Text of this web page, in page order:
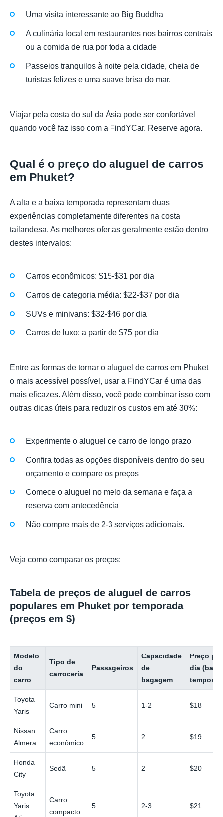
Uma visita interessante ao Big Buddha
A culinária local em restaurantes nos bairros centrais
ou a comida de rua por toda a cidade
Passeios tranquilos à noite pela cidade, cheia de
turistas felizes e uma suave brisa do mar.
Viajar pela costa do sul da Ásia pode ser confortável
quando você faz isso com a FindYCar. Reserve agora.
Qual é o preço do aluguel de carros
em Phuket?
A alta e a baixa temporada representam duas
experiências completamente diferentes na costa
tailandesa. As melhores ofertas geralmente estão dentro
destes intervalos:
Carros econômicos: $15-$31 por dia
Carros de categoria média: $22-$37 por dia
SUVs e minivans: $32-$46 por dia
Carros de luxo: a partir de $75 por dia
Entre as formas de tornar o aluguel de carros em Phuket
o mais acessível possível, usar a FindYCar é uma das
mais eficazes. Além disso, você pode combinar isso com
outras dicas úteis para reduzir os custos em até 30%:
Experimente o aluguel de carro de longo prazo
Confira todas as opções disponíveis dentro do seu
orçamento e compare os preços
Comece o aluguel no meio da semana e faça a
reserva com antecedência
Não compre mais de 2-3 serviços adicionais.
Veja como comparar os preços:
Tabela de preços de aluguel de carros
populares em Phuket por temporada
(preços em $)
Modelo
do
carro
Tipo de
carroceria
Passageiros
Capacidade
de
bagagem
Preço por
dia (baixa
Toyota
Yaris
Carro mini 5 1-2 $18
Nissan
Almera
Carro
econômico
5 2 $19
Honda
City
Sedã 5 2 $20
Toyota
Yaris
Carro
compacto
5 2-3 $21